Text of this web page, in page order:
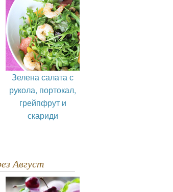
Зелена салата с
рукола, портокал,
грейпфрут и
скариди
Август